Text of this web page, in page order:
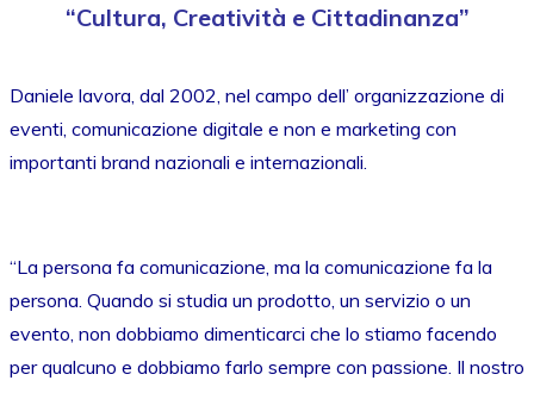
“Cultura, Creatività e Cittadinanza”
Daniele lavora, dal 2002, nel campo dell’ organizzazione di
eventi, comunicazione digitale e non e marketing con
importanti brand nazionali e internazionali.
“La persona fa comunicazione, ma la comunicazione fa la
persona. Quando si studia un prodotto, un servizio o un
evento, non dobbiamo dimenticarci che lo stiamo facendo
per qualcuno e dobbiamo farlo sempre con passione. Il nostro